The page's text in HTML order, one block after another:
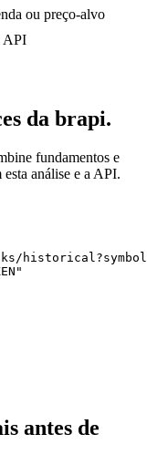
ou preço-alvo
API
da brapi.
fundamentos e
análise e a API.
antes de